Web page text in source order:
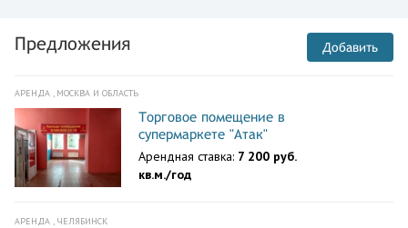
Предложения Добавить
АРЕНДА , МОСКВА И ОБЛАСТЬ
Торговое помещение в
супермаркете "Атак"
Арендная ставка: 7 200 руб.
кв.м./год
АРЕНДА , ЧЕЛЯБИНСК